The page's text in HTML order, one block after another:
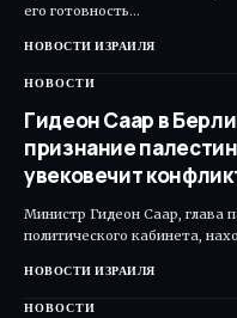
его готовность…
НОВОСТИ ИЗРАИЛЯ
НОВОСТИ
Гидеон Саар в
признание
увековечит
Министр Гидеон Саар, глава
политического кабинета,
НОВОСТИ ИЗРАИЛЯ
НОВОСТИ